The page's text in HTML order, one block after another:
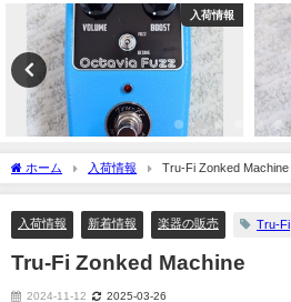
入荷情報
ホーム 入荷情報 Tru-Fi Zonked Machine
入荷情報 新着情報 楽器の販売 Tru-Fi
Tru-Fi Zonked Machine
2024-11-12 2025-03-26